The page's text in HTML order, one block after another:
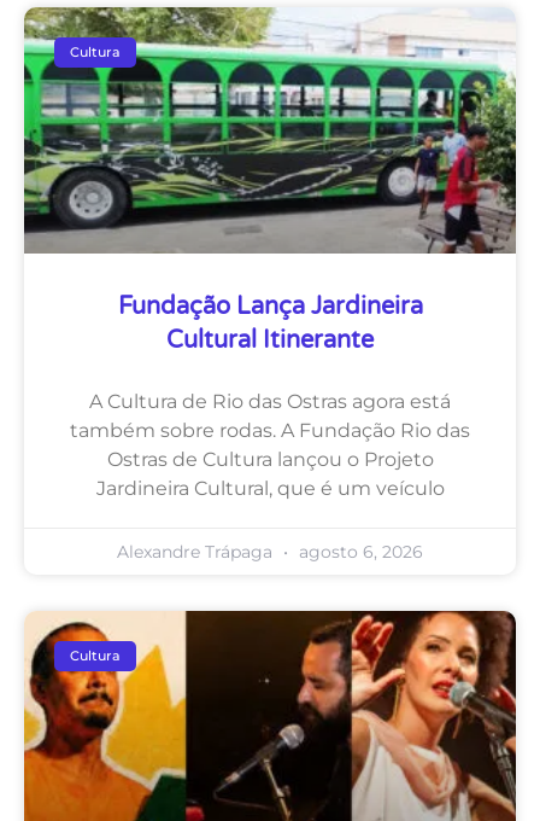
Cultura
Fundação Lança Jardineira
Cultural Itinerante
A Cultura de Rio das Ostras agora está
também sobre rodas. A Fundação Rio das
Ostras de Cultura lançou o Projeto
Jardineira Cultural, que é um veículo
Alexandre Trápaga agosto 6, 2026
Cultura